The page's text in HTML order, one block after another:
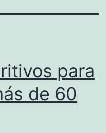
para
de 60